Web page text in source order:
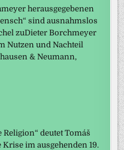
herausgegebenen
sind ausnahmslos
zuDieter Borchmeyer
Nutzen und Nachteil
& Neumann,
deutet Tomáš
im ausgehenden 19.